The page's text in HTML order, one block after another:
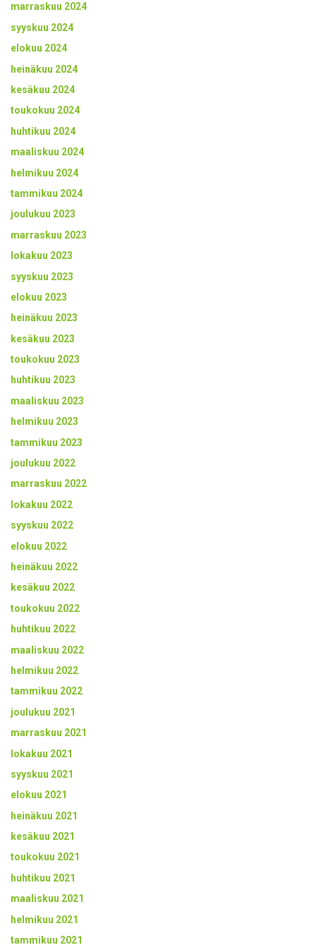
marraskuu 2024
syyskuu 2024
elokuu 2024
heinäkuu 2024
kesäkuu 2024
toukokuu 2024
huhtikuu 2024
maaliskuu 2024
helmikuu 2024
tammikuu 2024
joulukuu 2023
marraskuu 2023
lokakuu 2023
syyskuu 2023
elokuu 2023
heinäkuu 2023
kesäkuu 2023
toukokuu 2023
huhtikuu 2023
maaliskuu 2023
helmikuu 2023
tammikuu 2023
joulukuu 2022
marraskuu 2022
lokakuu 2022
syyskuu 2022
elokuu 2022
heinäkuu 2022
kesäkuu 2022
toukokuu 2022
huhtikuu 2022
maaliskuu 2022
helmikuu 2022
tammikuu 2022
joulukuu 2021
marraskuu 2021
lokakuu 2021
syyskuu 2021
elokuu 2021
heinäkuu 2021
kesäkuu 2021
toukokuu 2021
huhtikuu 2021
maaliskuu 2021
helmikuu 2021
tammikuu 2021